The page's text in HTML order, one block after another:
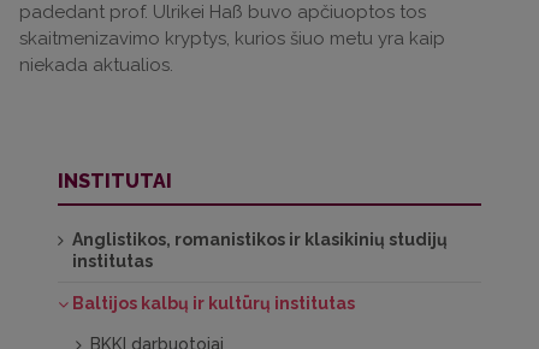
padedant prof. Ulrikei Haß buvo apčiuoptos tos
skaitmenizavimo kryptys, kurios šiuo metu yra kaip
niekada aktualios.
INSTITUTAI
Anglistikos, romanistikos ir klasikinių studijų
institutas
Baltijos kalbų ir kultūrų institutas
BKKI darbuotojai